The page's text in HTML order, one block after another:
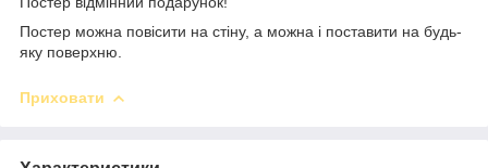
Постер можна повісити на стіну, а можна і поставити на будь-
яку поверхню.
Приховати